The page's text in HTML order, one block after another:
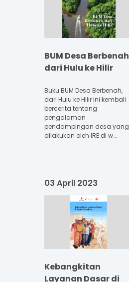
BUM Desa Berbenah
dari Hulu ke Hilir
Buku BUM Desa Berbenah,
dari Hulu ke Hilir ini kembali
bercerita tentang
pengalaman
pendampingan desa yang
dilakukan oleh IRE di w...
03 April 2023
Kebangkitan
Layanan Dasar di